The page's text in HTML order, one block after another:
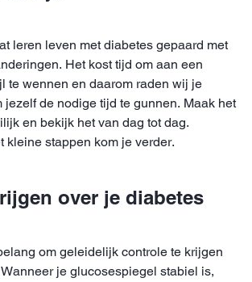
leren leven met diabetes gepaard met
Het kost tijd om aan een
te wennen en daarom raden wij je
jezelf de nodige tijd te gunnen. Maak het
en bekijk het van dag tot dag.
kleine stappen kom je verder.
over je diabetes
om geleidelijk controle te krijgen
je glucosespiegel stabiel is,